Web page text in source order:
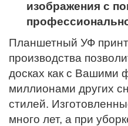
изображения с
Планшетный УФ
производства
досках как с Вашими
миллионами других
стилей.
много лет, а при